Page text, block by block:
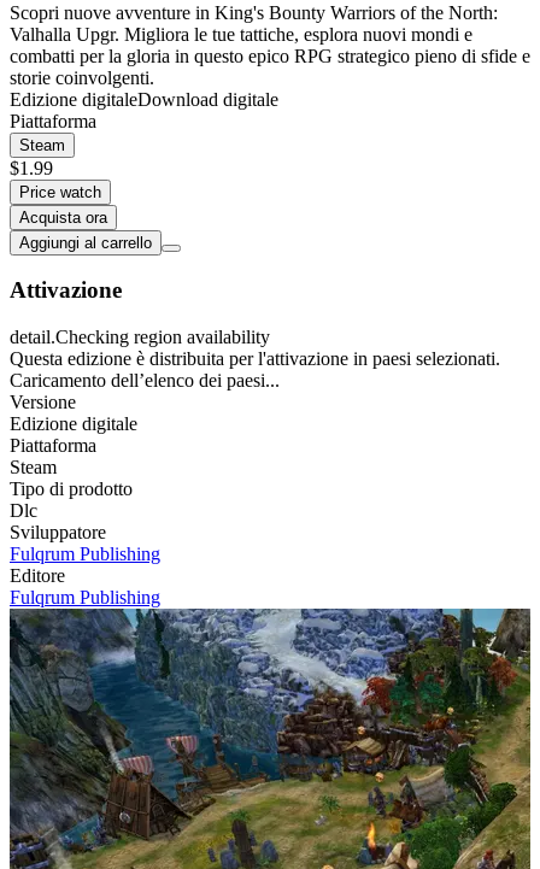
Scopri nuove avventure in King's Bounty Warriors of the North:
Valhalla Upgr. Migliora le tue tattiche, esplora nuovi mondi e
combatti per la gloria in questo epico RPG strategico pieno di sfide e
storie coinvolgenti.
Edizione digitaleDownload digitale
Piattaforma
Steam
$1.99
Price watch
Acquista ora
Aggiungi al carrello
Attivazione
detail.Checking region availability
Questa edizione è distribuita per l'attivazione in paesi selezionati.
Caricamento dell’elenco dei paesi...
Versione
Edizione digitale
Piattaforma
Steam
Tipo di prodotto
Dlc
Sviluppatore
Fulqrum Publishing
Editore
Fulqrum Publishing